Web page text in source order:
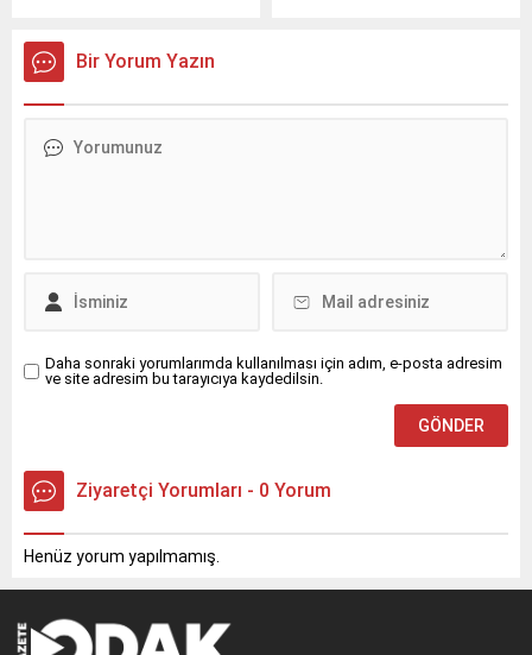
çizgi çalışması
gerçekleştirdi.
Bir Yorum Yazın
Daha sonraki yorumlarımda kullanılması için adım, e-posta adresim
ve site adresim bu tarayıcıya kaydedilsin.
Ziyaretçi Yorumları - 0 Yorum
Henüz yorum yapılmamış.